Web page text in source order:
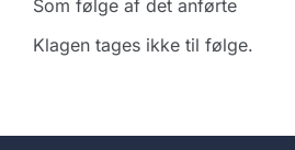
Som følge af det anførte
Klagen tages ikke til følge.